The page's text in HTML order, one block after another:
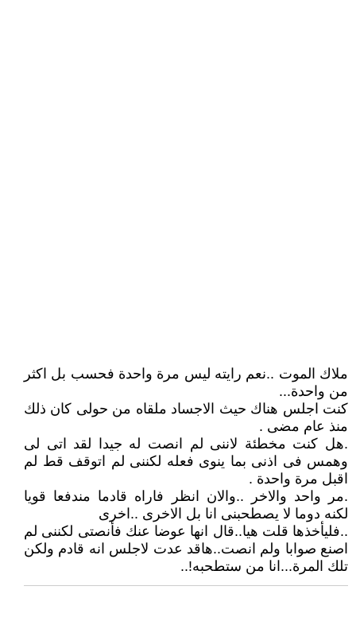
ملاك الموت ..نعم رايته ليس مرة واحدة فحسب بل اكثر
من واحدة...
كنت اجلس هناك حيث الاجساد ملقاه من حولى كان ذلك
منذ عام مضى .
.هل كنت مخطئة لاننى لم انصت له جيدا لقد اتى لى
وهمس فى اذنى بما ينوى فعله لكننى لم اتوقف قط لم
اقبل مرة واحدة .
.مر واحد والاخر ..والان انظر فاراه قادما مندفعا قويا
لكنه دوما لا يصطحبنى انا بل الاخرى ..اخرى
..فليأخذها قلت هيا..قال انها عوضا عنك فأنصتى لكننى لم
اصنع صوابا ولم انصت..هاقد عدت لاجلس انه قادم ولكن
تلك المرة...انا من ستطحبه!..